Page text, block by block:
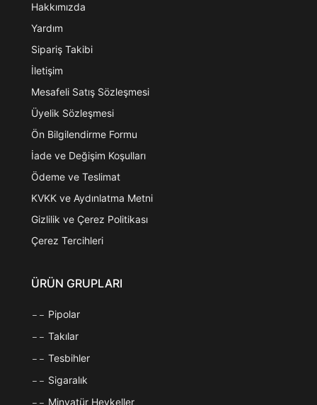
Hakkımızda
Yardım
Sipariş Takibi
İletişim
Mesafeli Satış Sözleşmesi
Üyelik Sözleşmesi
Ön Bilgilendirme Formu
İade ve Değişim Koşulları
Ödeme ve Teslimat
KVKK ve Aydınlatma Metni
Gizlilik ve Çerez Politikası
Çerez Tercihleri
ÜRÜN GRUPLARI
Pipolar
Takılar
Tesbihler
Sigaralık
Minyatür Heykeller